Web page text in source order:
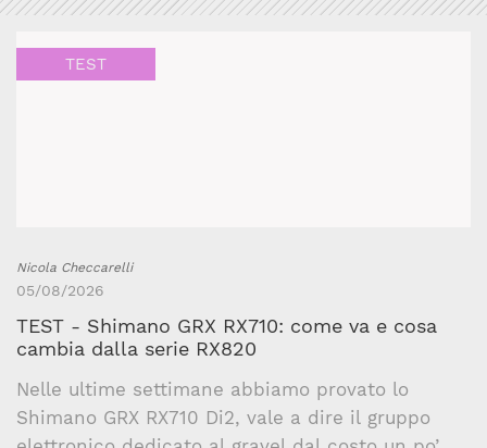
TEST
Nicola Checcarelli
05/08/2026
TEST - Shimano GRX RX710: come va e cosa
cambia dalla serie RX820
Nelle ultime settimane abbiamo provato lo
Shimano GRX RX710 Di2, vale a dire il gruppo